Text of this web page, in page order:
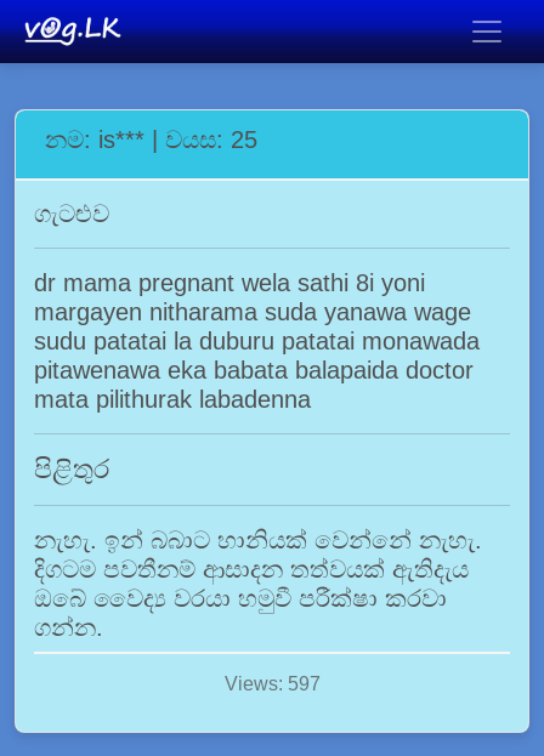
නම: is*** | වයස: 25
ගැටළුව
dr mama pregnant wela sathi 8i yoni
margayen nitharama suda yanawa wage
sudu patatai la duburu patatai monawada
pitawenawa eka babata balapaida doctor
mata pilithurak labadenna
පිළිතුර
නැහැ. ඉන් බබාට හානියක් වෙන්නේ නැහැ.
දිගටම පවතීනම් ආසාදන තත්වයක් ඇතිදැය
ඔබේ වෛද්‍ය වරයා හමුවී පරීක්ෂා කරවා
ගන්න.
Views: 597